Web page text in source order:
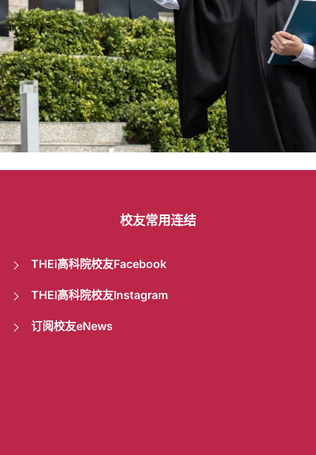
校友常用连结
THEi高科院校友Facebook
THEI高科院校友Instagram
订阅校友eNews